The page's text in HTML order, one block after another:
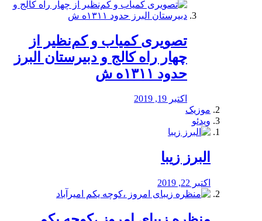
️تصویری کمیاب و کم‌نظیر از
چهار راه كالج و دبيرستان البرز
حدود ۱۳۱۱ه ش
اکتبر 19, 2019
موزیک
ویدئو
البرز زیبا
اکتبر 22, 2019